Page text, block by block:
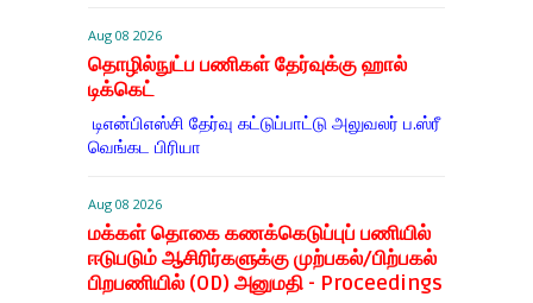
Aug 08 2026
தொழில்நுட்ப பணிகள் தேர்வுக்கு ஹால் ​
டிக்கெட்
டிஎன்​பிஎஸ்சி தேர்வு கட்​டுப்​பாட்டு அலு​வலர் ப.ஸ்ரீ
வெங்கட பிரியா
Aug 08 2026
மக்கள் தொகை கணக்கெடுப்புப் பணியில்
ஈடுபடும் ஆசிரிர்களுக்கு முற்பகல்/பிற்பகல்
பிறபணியில் (OD) அனுமதி - Proceedings